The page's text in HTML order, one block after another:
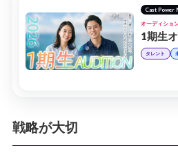
Cast Power
オーディショ
1期生
タレント
戦略が大切